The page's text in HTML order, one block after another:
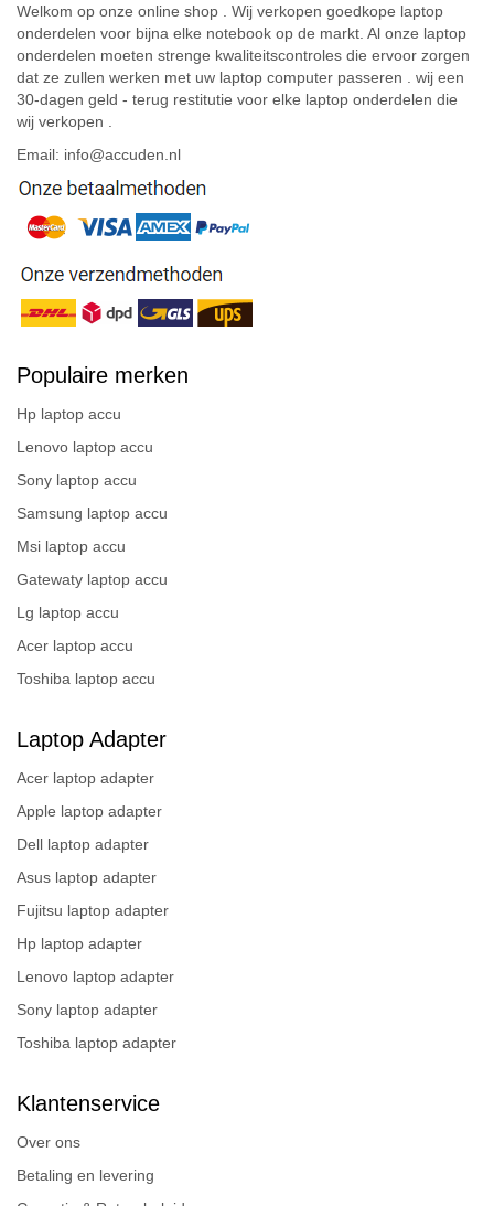
Welkom op onze online shop . Wij verkopen goedkope laptop
onderdelen voor bijna elke notebook op de markt. Al onze laptop
onderdelen moeten strenge kwaliteitscontroles die ervoor zorgen
dat ze zullen werken met uw laptop computer passeren . wij een
30-dagen geld - terug restitutie voor elke laptop onderdelen die
wij verkopen .
Email: info@accuden.nl
Populaire merken
Hp laptop accu
Lenovo laptop accu
Sony laptop accu
Samsung laptop accu
Msi laptop accu
Gatewaty laptop accu
Lg laptop accu
Acer laptop accu
Toshiba laptop accu
Laptop Adapter
Acer laptop adapter
Apple laptop adapter
Dell laptop adapter
Asus laptop adapter
Fujitsu laptop adapter
Hp laptop adapter
Lenovo laptop adapter
Sony laptop adapter
Toshiba laptop adapter
Klantenservice
Over ons
Betaling en levering